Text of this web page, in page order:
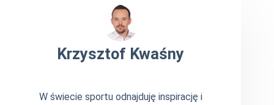
Krzysztof Kwaśny
W świecie sportu odnajduję inspirację i